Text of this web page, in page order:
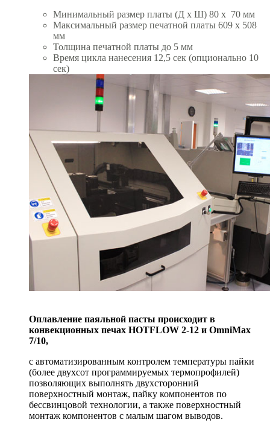
Минимальный размер платы (Д х Ш) 80 x 70 мм
Максимальный размер печатной платы 609 х 508
мм
Толщина печатной платы до 5 мм
Время цикла нанесения 12,5 сек (опционально 10
сек)
Оплавление паяльной пасты происходит в
конвекционных печах HOTFLOW 2-12 и OmniMax
7/10,
с автоматизированным контролем температуры пайки
(более двухсот программируемых термопрофилей)
позволяющих выполнять двухсторонний
поверхностный монтаж, пайку компонентов по
бессвинцовой технологии, а также поверхностный
монтаж компонентов с малым шагом выводов.